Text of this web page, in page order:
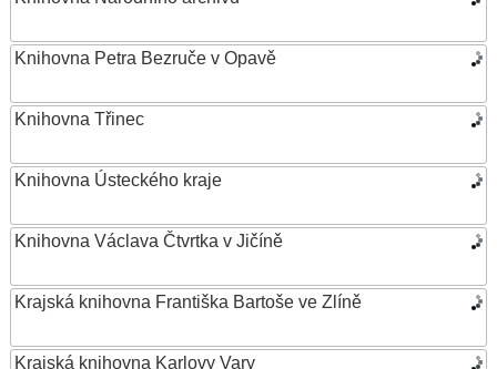
Knihovna Petra Bezruče v Opavě
Knihovna Třinec
Knihovna Ústeckého kraje
Knihovna Václava Čtvrtka v Jičíně
Krajská knihovna Františka Bartoše ve Zlíně
Krajská knihovna Karlovy Vary